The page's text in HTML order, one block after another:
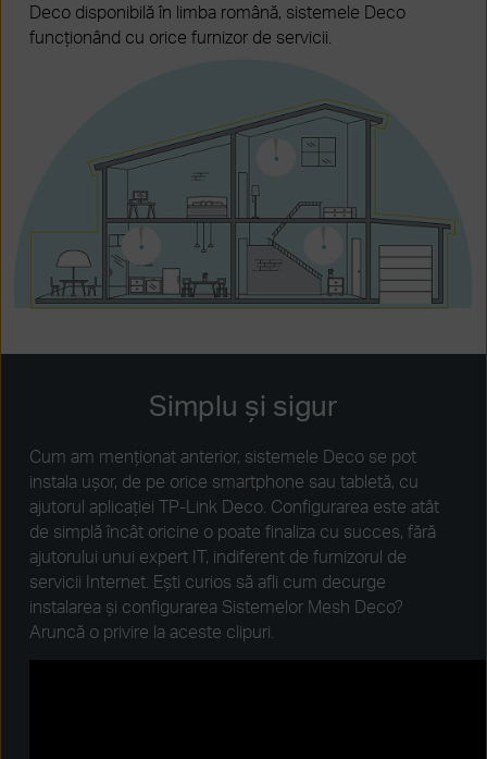
Deco disponibilă în limba română, sistemele Deco
funcționând cu orice furnizor de servicii.
Simplu și sigur
Cum am menționat anterior, sistemele Deco se pot
instala ușor, de pe orice smartphone sau tabletă, cu
ajutorul aplicației TP-Link Deco. Configurarea este atât
de simplă încât oricine o poate finaliza cu succes, fără
ajutorului unui expert IT, indiferent de furnizorul de
servicii Internet. Ești curios să afli cum decurge
instalarea și configurarea Sistemelor Mesh Deco?
Aruncă o privire la aceste clipuri.